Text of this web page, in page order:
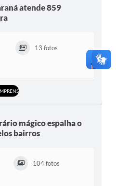
atende 859
13 fotos
mágico espalha o
bairros
104 fotos